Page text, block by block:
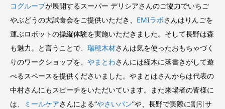
コグループが展開するスーパー デリシアさんのご協力でいちご
やぶどうの大試食会をご提供いただき、 EMIラボさんはりんごを
運ぶロボットの操縦体験を実施いただきました。そして長野は森
も魅力。と言うことで、 瑞穂木材さんは気を使ったおもちゃづく
りのワークショップを、 やまとわさんには経木に落書きがして遊
べるスペースを提供くださいました。やまとはさんからは代表の
中村さんにもスピーチをいただいています。また来場者の皆様に
は、
ミールケアさんによる“やさいパン”や、長野で実際に割引サ